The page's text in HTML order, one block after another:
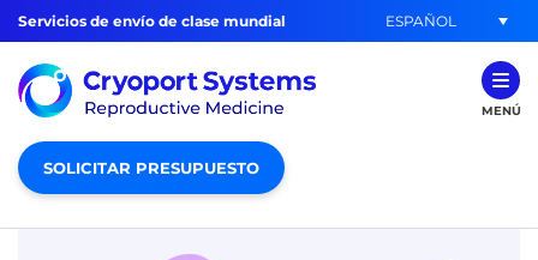
Servicios de envío de clase mundial ESPAÑOL
MENÚ
SOLICITAR PRESUPUESTO